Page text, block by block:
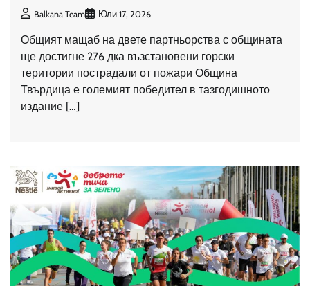
Balkana Team Юли 17, 2026
Общият мащаб на двете партньорства с общината
ще достигне 276 дка възстановени горски
територии пострадали от пожари Община
Твърдица е големият победител в тазгодишното
издание […]